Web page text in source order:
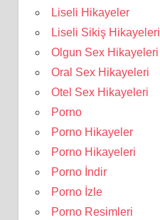
Liseli Hikayeler
Liseli Sikiş Hikayeleri
Olgun Sex Hikayeleri
Oral Sex Hikayeleri
Otel Sex Hikayeleri
Porno
Porno Hikayeler
Porno Hikayeleri
Porno İndir
Porno İzle
Porno Resimleri